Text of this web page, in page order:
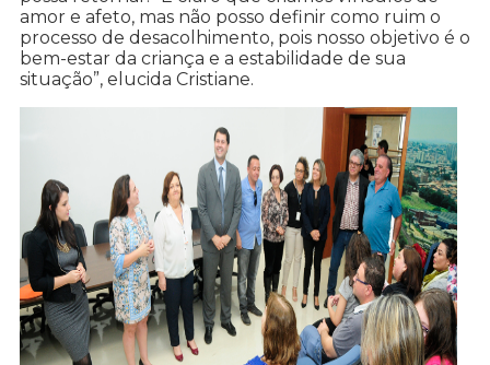
amor e afeto, mas não posso definir como ruim o
processo de desacolhimento, pois nosso objetivo é o
bem-estar da criança e a estabilidade de sua
situação”, elucida Cristiane.